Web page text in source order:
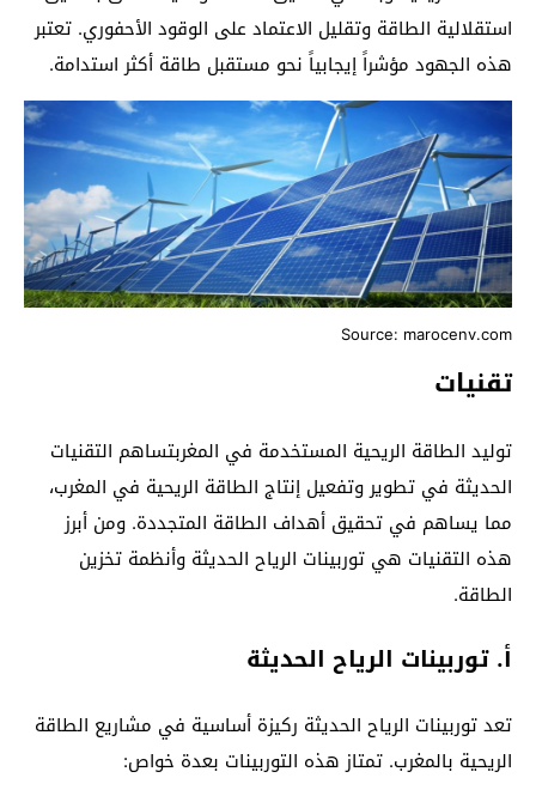
استقلالية الطاقة وتقليل الاعتماد على الوقود الأحفوري. تعتبر
هذه الجهود مؤشراً إيجابياً نحو مستقبل طاقة أكثر استدامة.
Source: marocenv.com
تقنيات
توليد الطاقة الريحية المستخدمة في المغربتساهم التقنيات
الحديثة في تطوير وتفعيل إنتاج الطاقة الريحية في المغرب،
مما يساهم في تحقيق أهداف الطاقة المتجددة. ومن أبرز
هذه التقنيات هي توربينات الرياح الحديثة وأنظمة تخزين
الطاقة.
أ. توربينات الرياح الحديثة
تعد توربينات الرياح الحديثة ركيزة أساسية في مشاريع الطاقة
الريحية بالمغرب. تمتاز هذه التوربينات بعدة خواص: